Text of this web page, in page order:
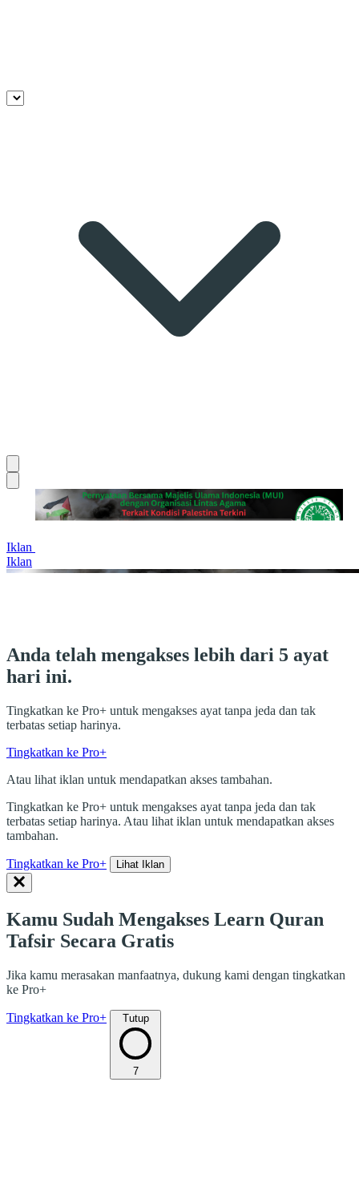
Iklan
Iklan
Anda telah mengakses lebih dari 5 ayat
hari ini.
Tingkatkan ke Pro+ untuk mengakses ayat tanpa jeda dan tak
terbatas setiap harinya.
Tingkatkan ke Pro+
Atau lihat iklan untuk mendapatkan akses tambahan.
Tingkatkan ke Pro+ untuk mengakses ayat tanpa jeda dan tak
terbatas setiap harinya. Atau lihat iklan untuk mendapatkan akses
tambahan.
Tingkatkan ke Pro+ Lihat Iklan
Kamu Sudah Mengakses Learn Quran
Tafsir Secara Gratis
Jika kamu merasakan manfaatnya, dukung kami dengan tingkatkan
ke Pro+
Tingkatkan ke Pro+ Tutup
7